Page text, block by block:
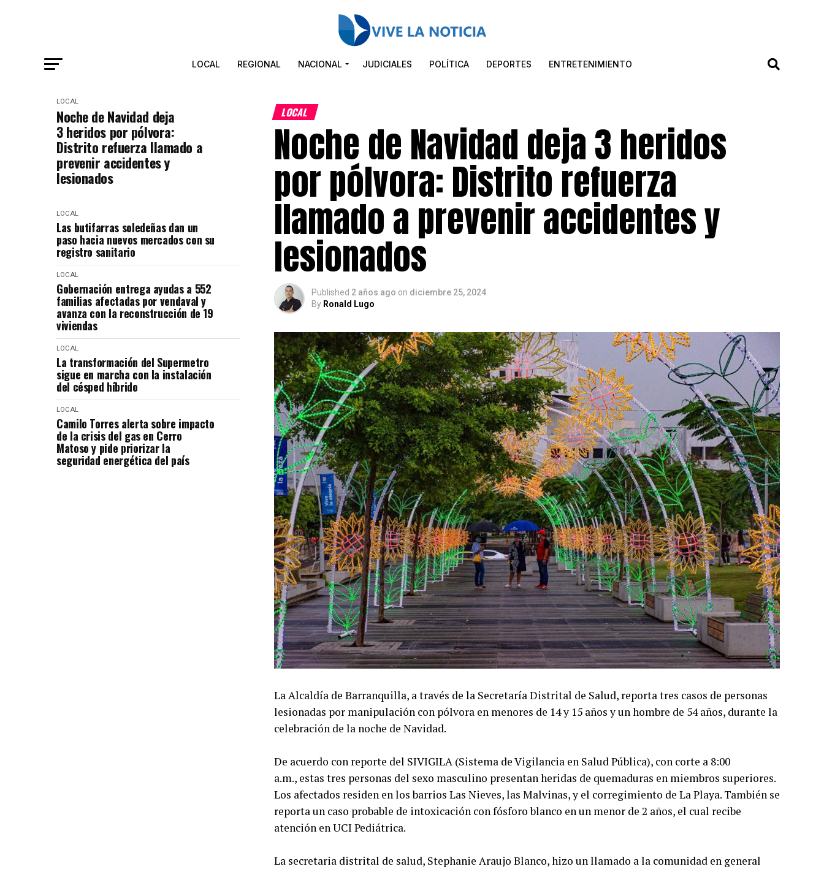
LOCAL REGIONAL NACIONAL JUDICIALES POLÍTICA DEPORTES ENTRETENIMIENTO
LOCAL
Noche de Navidad deja
3 heridos por pólvora:
Distrito refuerza llamado a
prevenir accidentes y
lesionados
LOCAL
Las butifarras soledeñas dan un
paso hacia nuevos mercados con su
registro sanitario
LOCAL
Gobernación entrega ayudas a 552
familias afectadas por vendaval y
avanza con la reconstrucción de 19
viviendas
LOCAL
La transformación del Supermetro
sigue en marcha con la instalación
del césped híbrido
LOCAL
Camilo Torres alerta sobre impacto
de la crisis del gas en Cerro
Matoso y pide priorizar la
seguridad energética del país
LOCAL
Noche de Navidad deja 3 heridos
por pólvora: Distrito refuerza
llamado a prevenir accidentes y
lesionados
Published 2 años ago on diciembre 25, 2024
By Ronald Lugo
La Alcaldía de Barranquilla, a través de la Secretaría Distrital de Salud, reporta tres casos de personas
lesionadas por manipulación con pólvora en menores de 14 y 15 años y un hombre de 54 años, durante la
celebración de la noche de Navidad.
De acuerdo con reporte del SIVIGILA (Sistema de Vigilancia en Salud Pública), con corte a 8:00
a.m., estas tres personas del sexo masculino presentan heridas de quemaduras en miembros superiores.
Los afectados residen en los barrios Las Nieves, las Malvinas, y el corregimiento de La Playa. También se
reporta un caso probable de intoxicación con fósforo blanco en un menor de 2 años, el cual recibe
atención en UCI Pediátrica.
La secretaria distrital de salud, Stephanie Araujo Blanco, hizo un llamado a la comunidad en general